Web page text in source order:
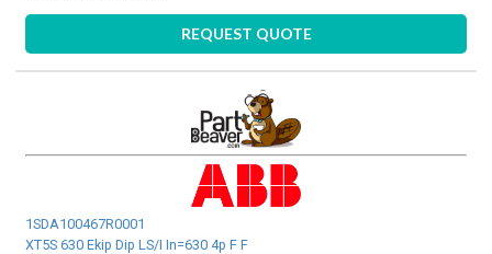
REQUEST QUOTE
1SDA100467R0001
XT5S 630 Ekip Dip LS/I In=630 4p F F